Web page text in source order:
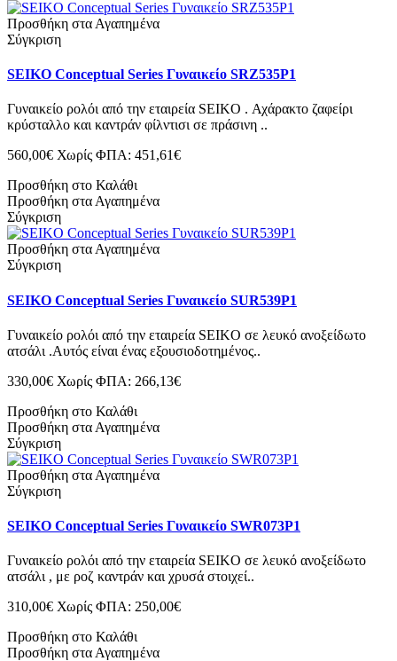
Προσθήκη στα Αγαπημένα
Σύγκριση
SEIKO Conceptual Series Γυναικείο SRZ535P1
Γυναικείο ρολόι από την εταιρεία SEIKO . Αχάρακτο ζαφείρι
κρύσταλλο και καντράν φίλντισι σε πράσινη ..
560,00€ Χωρίς ΦΠΑ: 451,61€
Προσθήκη στο Καλάθι
Προσθήκη στα Αγαπημένα
Σύγκριση
Προσθήκη στα Αγαπημένα
Σύγκριση
SEIKO Conceptual Series Γυναικείο SUR539P1
Γυναικείο ρολόι από την εταιρεία SEIKO σε λευκό ανοξείδωτο
ατσάλι .Αυτός είναι ένας εξουσιοδοτημένος..
330,00€ Χωρίς ΦΠΑ: 266,13€
Προσθήκη στο Καλάθι
Προσθήκη στα Αγαπημένα
Σύγκριση
Προσθήκη στα Αγαπημένα
Σύγκριση
SEIKO Conceptual Series Γυναικείο SWR073P1
Γυναικείο ρολόι από την εταιρεία SEIKO σε λευκό ανοξείδωτο
ατσάλι , με ροζ καντράν και χρυσά στοιχεί..
310,00€ Χωρίς ΦΠΑ: 250,00€
Προσθήκη στο Καλάθι
Προσθήκη στα Αγαπημένα